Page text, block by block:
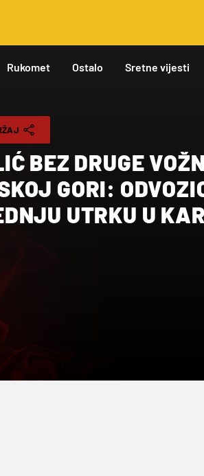
Rukomet Ostalo Sretne vijesti
BEZ DRUGE
GORI:
UTRKU U